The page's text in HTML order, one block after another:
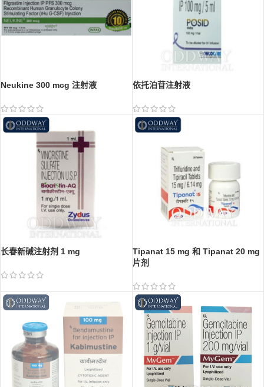
Neukine 300 mcg 注射液 依托泊苷注射液
长春新碱注射剂 1 mg
Tipanat 15 mg 和 Tipanat 20 mg
片剂